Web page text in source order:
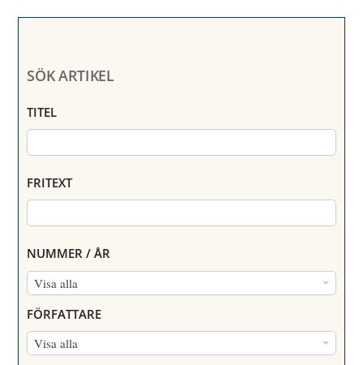
SÖK ARTIKEL
TITEL
FRITEXT
NUMMER / ÅR
Visa alla
N
M
M
FÖRFATTARE
Visa alla